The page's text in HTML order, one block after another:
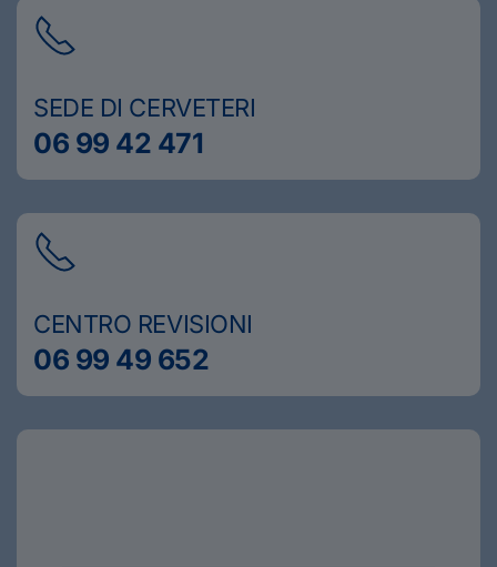
SEDE DI CERVETERI
06 99 42 471
CENTRO REVISIONI
06 99 49 652